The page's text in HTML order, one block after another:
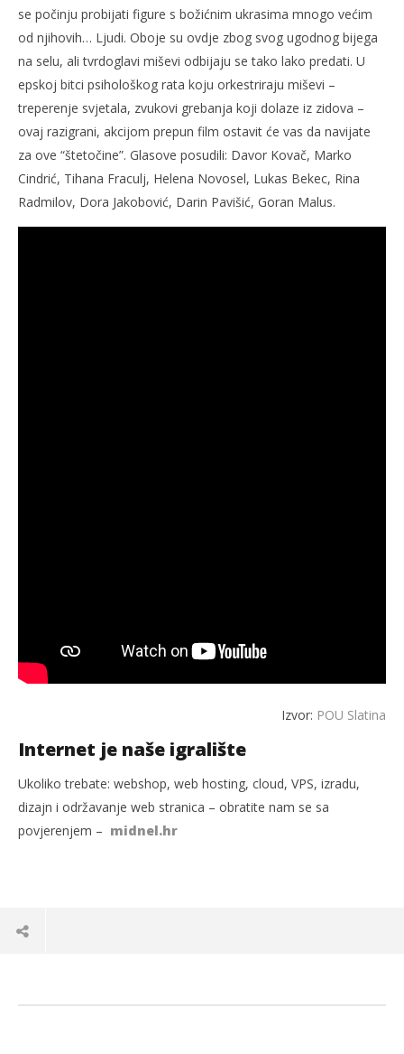
se počinju probijati figure s božićnim ukrasima mnogo većim
od njihovih… Ljudi. Oboje su ovdje zbog svog ugodnog bijega
na selu, ali tvrdoglavi miševi odbijaju se tako lako predati. U
epskoj bitci psihološkog rata koju orkestriraju miševi –
treperenje svjetala, zvukovi grebanja koji dolaze iz zidova –
ovaj razigrani, akcijom prepun film ostavit će vas da navijate
za ove “štetočine”. Glasove posudili: Davor Kovač, Marko
Cindrić, Tihana Fraculj, Helena Novosel, Lukas Bekec, Rina
Radmilov, Dora Jakobović, Darin Pavišić, Goran Malus.
Izvor: POU Slatina
Internet je naše igralište
Ukoliko trebate: webshop, web hosting, cloud, VPS, izradu,
dizajn i održavanje web stranica – obratite nam se sa
povjerenjem – midnel.hr